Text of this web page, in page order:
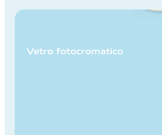
Vetro fotocromatico
Vetro fotocromatico